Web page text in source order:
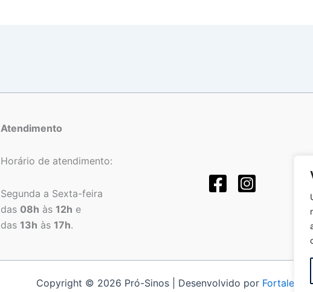
Atendimento
Horário de atendimento:
Segunda a Sexta-feira
das 08h às 12h e
das 13h às 17h.
Copyright © 2026 Pró-Sinos | Desenvolvido por